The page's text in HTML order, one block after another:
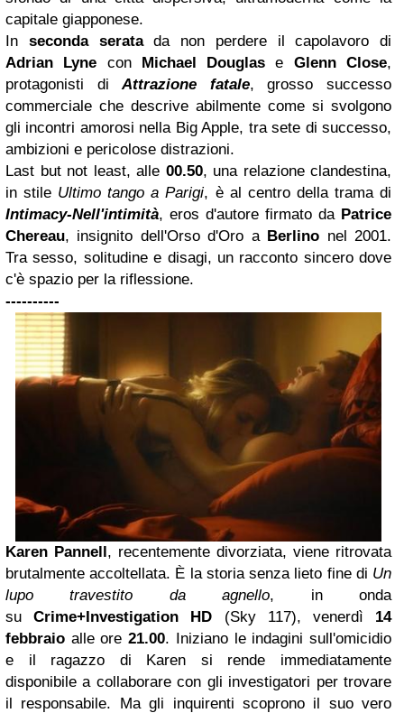
capitale giapponese.
In seconda seratada non perdere il capolavoro di
Adrian Lyne con Michael Douglas e Glenn Close,
protagonisti diAttrazione fatale, grosso successo
commerciale che descrive abilmente come si svolgono
gli incontri amorosi nella Big Apple, tra sete di successo,
ambizioni e pericolose distrazioni.
Last but not least, alle 00.50, una relazione clandestina,
in stile Ultimo tango a Parigi, è al centro della trama di
Intimacy-Nell'intimità, eros d'autore firmato da Patrice
Chereau, insignito dell'Orso d'Oro a Berlino nel 2001.
Tra sesso, solitudine e disagi, un racconto sincero dove
c'è spazio per la riflessione.
----------
Karen Pannell, recentemente divorziata, viene ritrovata
brutalmente accoltellata. È la storia senza lieto fine di Un
lupo travestito da agnello, in onda
suCrime+Investigation HD (Sky 117), venerdì 14
febbraio alle ore21.00. Iniziano le indagini sull'omicidio
e il ragazzo di Karen si rende immediatamente
disponibile a collaborare con gli investigatori per trovare
il responsabile. Ma gli inquirenti scoprono il suo vero